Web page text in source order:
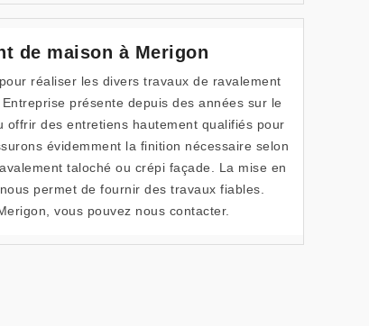
de maison à Merigon
réaliser les divers travaux de ravalement
présente depuis des années sur le
offrir des entretiens hautement qualifiés pour
évidemment la finition nécessaire selon
taloché ou crépi façade. La mise en
permet de fournir des travaux fiables.
vous pouvez nous contacter.